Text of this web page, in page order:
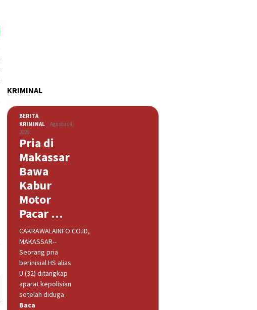
KRIMINAL
BERITA,
KRIMINAL
Agustus 4,
2026
Pria di
Makassar
Bawa
Kabur
Motor
Pacar …
CAKRAWALAINFO.CO.ID,
MAKASSAR--
Seorang pria
berinisial HS alias
U (32) ditangkap
aparat kepolisian
setelah diduga
Baca